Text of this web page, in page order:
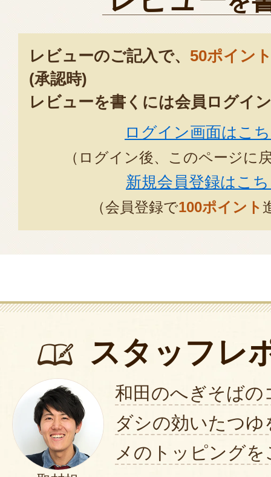
らを頼みました。大変喜ばれまし
2022年10月07日 /
都内在住ですが、新潟出身です。
食べません。和田屋さんのお蕎麦
のりそうめんも本当に美味しいの
2021年08
す。 この度はお買い上げあ
現在、資材の納入遅延により休
くお願いいたします。
2022年10月08日
/ へ
小千谷駅前にある和田さんの美味
できると
分かり、早速注文しました。
フノリ入りのへぎそば特有のツル
レビューのご記入で、 50ポイン
(承認時)
レビューを書くには会員ログイ
ログイン画面はこ
（ログイン後、このページに
新規会員登録はこ
（会員登録で100ポイント
スタッフレ
和田のへぎそばの
ダシの効いたつ
メのトッピング